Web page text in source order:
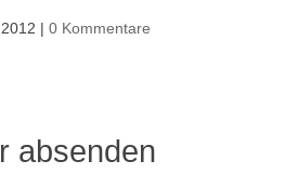
| 0 Kommentare
absenden